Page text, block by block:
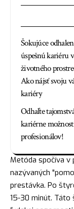
Šokujúce
úspešnú kariéru
životného
Ako nájsť svoju
kariéry
Odhaľte
kariérne
profesionálov!
Metóda spočíva v
nazývaných
prestávka. Po
15-30 minút.